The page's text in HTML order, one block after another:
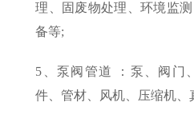
理、固废物处理、环境监
备等;
5、泵阀管道 ：泵、阀门
件、管材、风机、压缩机、